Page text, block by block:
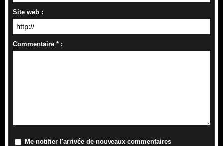
Site web :
Commentaire * :
Me notifier l'arrivée de nouveaux commentaires